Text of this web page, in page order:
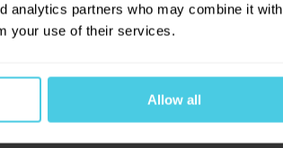
analytics partners who may combine it with
your use of their services.
Allow all